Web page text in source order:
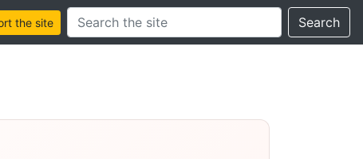
the site
Search this site Search